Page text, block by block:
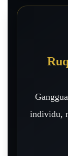
individu,